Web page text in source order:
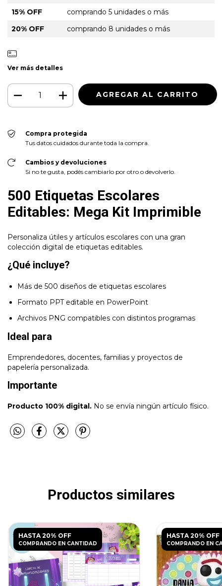
15% OFF
comprando 5 unidades o más
20% OFF
comprando 8 unidades o más
Ver más detalles
Compra protegida
Tus datos cuidados durante toda la compra.
Cambios y devoluciones
Si no te gusta, podés cambiarlo por otro o devolverlo.
500 Etiquetas Escolares
Editables: Mega Kit Imprimible
Personaliza útiles y artículos escolares con una gran
colección digital de etiquetas editables.
¿Qué incluye?
Más de 500 diseños de etiquetas escolares
Formato PPT editable en PowerPoint
Archivos PNG compatibles con distintos programas
Ideal para
Emprendedores, docentes, familias y proyectos de
papelería personalizada.
Importante
Producto 100% digital. No se envía ningún artículo físico.
Productos similares
HASTA 20% OFF
COMPRANDO EN CANTIDAD
HASTA 20% OFF
COMPRANDO EN